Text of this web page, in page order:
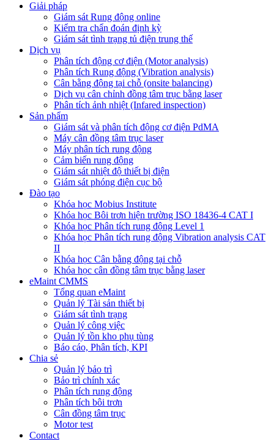
Giải pháp
Giám sát Rung động online
Kiểm tra chẩn đoán định kỳ
Giám sát tình trạng tủ điện trung thế
Dịch vụ
Phân tích động cơ điện (Motor analysis)
Phân tích Rung động (Vibration analysis)
Cân bằng động tại chỗ (onsite balancing)
Dịch vụ cân chỉnh đồng tâm trục bằng laser
Phân tích ảnh nhiệt (Infared inspection)
Sản phẩm
Giám sát và phân tích động cơ điện PdMA
Máy cân đồng tâm trục laser
Máy phân tích rung động
Cảm biến rung động
Giám sát nhiệt độ thiết bị điện
Giám sát phóng điện cục bộ
Đào tạo
Khóa học Mobius Institute
Khóa học Bôi trơn hiện trường ISO 18436-4 CAT I
Khóa học Phân tích rung động Level 1
Khóa học Phân tích rung động Vibration analysis CAT
II
Khóa học Cân bằng động tại chỗ
Khóa học cân đồng tâm trục bằng laser
eMaint CMMS
Tổng quan eMaint
Quản lý Tài sản thiết bị
Giám sát tình trạng
Quản lý công việc
Quản lý tồn kho phụ tùng
Báo cáo, Phân tích, KPI
Chia sẻ
Quản lý bảo trì
Bảo trì chính xác
Phân tích rung động
Phân tích bôi trơn
Cân đồng tâm trục
Motor test
Contact